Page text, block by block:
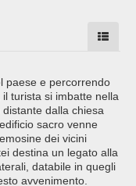
paese e percorrendo
turista si imbatte nella
dalla chiesa
sacro venne
dei vicini
destina un legato alla
databile in quegli
avvenimento.